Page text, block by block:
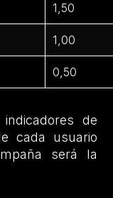
1,50
1,00
0,50
de
cada usuario
será la